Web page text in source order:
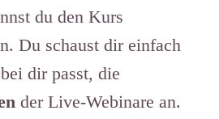
du den Kurs
Du schaust dir einfach
dir passt, die
der Live-Webinare an.